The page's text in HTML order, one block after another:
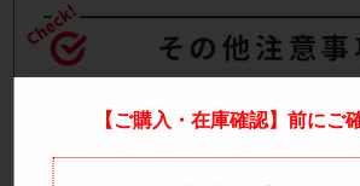
【ご購入・在庫確認】前にご